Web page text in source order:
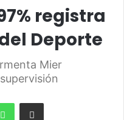
registra
Deporte
Mier
WhatsAppShare via Email